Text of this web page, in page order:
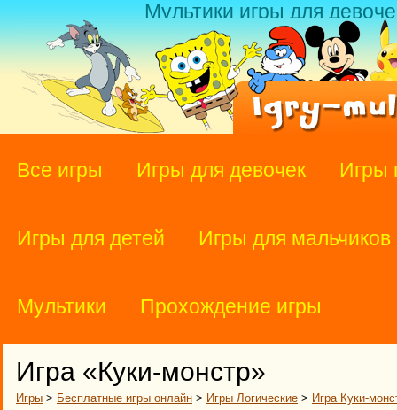
Мультики игры для
Все игры Игры для девочек Игры
Игры для детей Игры для мальчиков
Мультики Прохождение игры
Игра «Куки-монстр»
Игры > Бесплатные игры онлайн > Игры Логические > Игра Куки-